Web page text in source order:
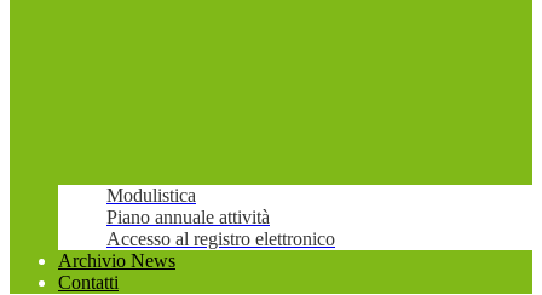
Modulistica
Piano annuale attività
Accesso al registro elettronico
Archivio News
Contatti